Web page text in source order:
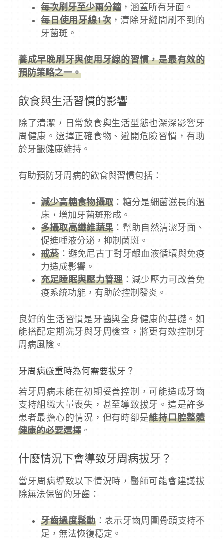
每次刷牙至少兩分鐘，涵蓋所有牙面。
每日使用牙線1次，清除牙縫間刷不到的
牙菌斑。
養成早晚刷牙與使用牙線的習慣，是最有效的
預防策略之一。
飲食與生活習慣的影響
除了清潔，日常飲食與生活型態也深深影響牙
周健康。選擇正確食物、避開危險習慣，有助
於牙齦健康維持。
有助預防牙周病的飲食與習慣包括：
減少高糖食物攝取 ：糖分是細菌滋長的溫
床，增加牙菌斑形成。
多攝取高纖維蔬果 ：幫助自然清潔牙面、
促進唾液分泌，抑制菌斑。
戒菸：避免尼古丁對牙齦血液循環與免疫
力造成影響。
充足睡眠與壓力管理：減少壓力可改善免
疫系統功能，有助於控制發炎。
良好的生活習慣是牙齒與全身健康的基礎。如
能搭配定期洗牙與牙周檢查，將更有效控制牙
周病風險。
牙周病嚴重時為何需要拔牙？
若牙周病未能在初期妥善控制，可能造成牙齒
支持組織大量喪失，甚至導致拔牙。這是許多
患者最擔心的情況，但有時卻是維持口腔整體
健康的必要選擇。
什麼情況下會導致牙周病拔牙？
當牙周病導致以下情況時，醫師可能會建議拔
除無法保留的牙齒：
牙齒過度鬆動：表示牙齒周圍骨頭支持不
足，無法恢復穩定。